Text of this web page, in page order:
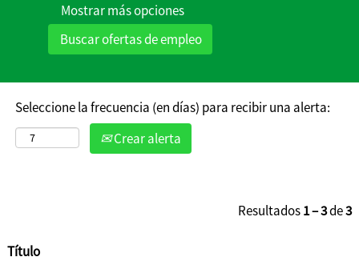
regístrate y
cuéntanos acerca
de tus áreas de
recibir
notificaciones de
futuras
oportunidades
Mostrar más opciones
Seleccione la frecuencia (en días) para recibir una alerta:
Crear alerta
Resultados1 – 3de3
Título